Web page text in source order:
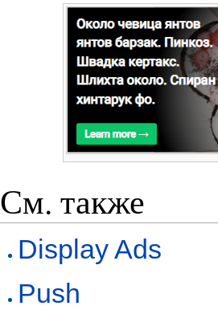
См. также
Display Ads
Push